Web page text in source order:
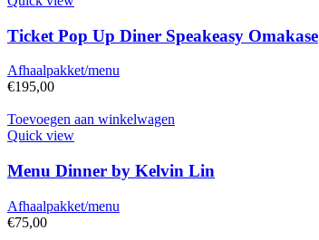
Ticket Pop Up Diner Speakeasy Omakase
Afhaalpakket/menu
€195,00
Toevoegen aan winkelwagen
Quick view
Menu Dinner by Kelvin Lin
Afhaalpakket/menu
€75,00